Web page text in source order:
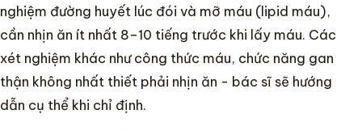
nghiệm đường huyết lúc đói và mỡ máu (lipid máu),
cần nhịn ăn ít nhất 8–10 tiếng trước khi lấy máu. Các
xét nghiệm khác như công thức máu, chức năng gan
thận không nhất thiết phải nhịn ăn - bác sĩ sẽ hướng
dẫn cụ thể khi chỉ định.